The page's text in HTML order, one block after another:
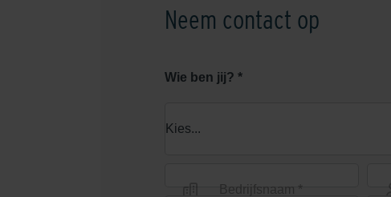
Neem contact op
Wie ben jij? *
Bedrijfsnaam *